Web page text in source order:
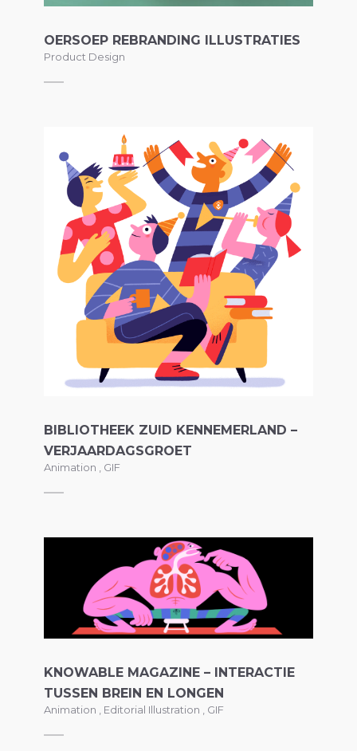
OERSOEP REBRANDING ILLUSTRATIES
Product Design
BIBLIOTHEEK ZUID KENNEMERLAND –
VERJAARDAGSGROET
Animation GIF
KNOWABLE MAGAZINE – INTERACTIE
TUSSEN BREIN EN LONGEN
Animation Editorial Illustration GIF